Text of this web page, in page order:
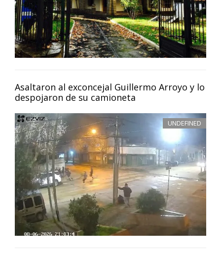
Asaltaron al exconcejal Guillermo Arroyo y lo
despojaron de su camioneta
UNDEFINED